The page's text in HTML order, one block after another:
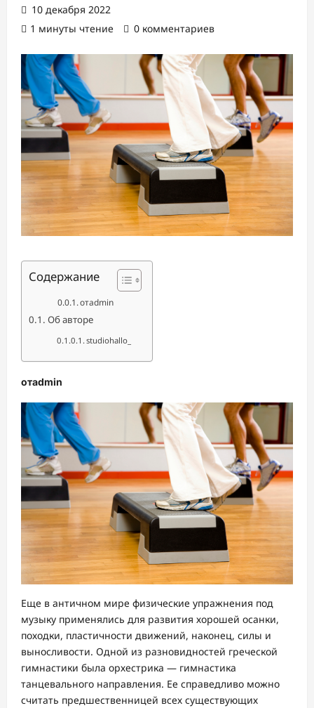
10 декабря 2022
1 минуты чтение
0 комментариев
Содержание
отadmin
Об авторе
studiohallo_
отadmin
Еще в античном мире физические упражнения под
музыку применялись для развития хорошей осанки,
походки, пластичности движений, наконец, силы и
выносливости. Одной из разновидностей греческой
гимнастики была орхестрика — гимнастика
танцевального направления. Ее справедливо можно
считать предшественницей всех существующих